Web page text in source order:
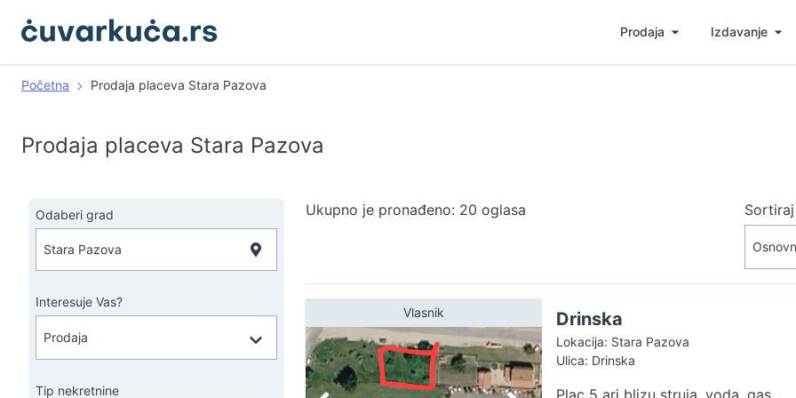
Prodaja Izdavanje
Početna Prodaja placeva Stara Pazova
Prodaja placeva Stara Pazova
Odaberi grad
Interesuje Vas?
Tip nekretnine
Ukupno je pronađeno: 20 oglasa
Vlasnik Drinska
Lokacija: Stara Pazova
Ulica: Drinska
Plac 5 ari blizu struja, voda, gas.